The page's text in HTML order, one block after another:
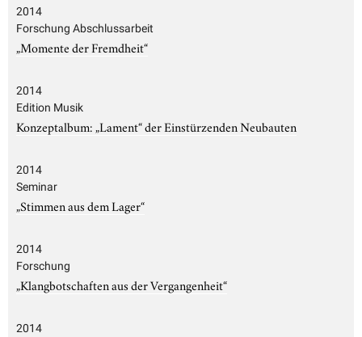
2014
Forschung Abschlussarbeit
„Momente der Fremdheit“
2014
Edition Musik
Konzeptalbum: „Lament“ der Einstürzenden Neubauten
2014
Seminar
„Stimmen aus dem Lager“
2014
Forschung
„Klangbotschaften aus der Vergangenheit“
2014